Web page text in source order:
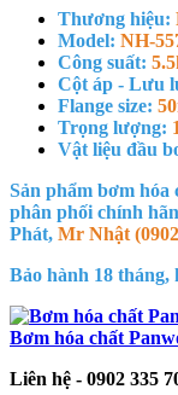
Thương hiệu:
Model: NH-
Công suất:
Cột áp - Lưu
Flange size:
Trọng lượng:
Vật liệu đầu
Sản phẩm bơm
phân phối chính
Phát, Mr Nhật
Bảo hành 18 tháng,
Bơm hóa chất
Liên hệ - 0902 335